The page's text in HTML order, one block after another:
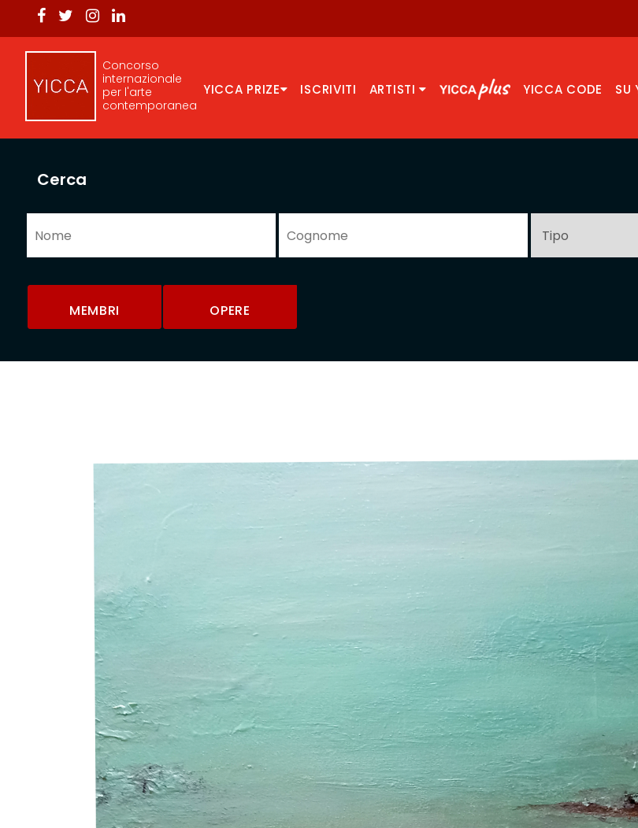
Concorso
internazionale
per l'arte
contemporanea
YICCA PRIZE ISCRIVITI ARTISTI YICCA CODE SU
Cerca
MEMBRI OPERE